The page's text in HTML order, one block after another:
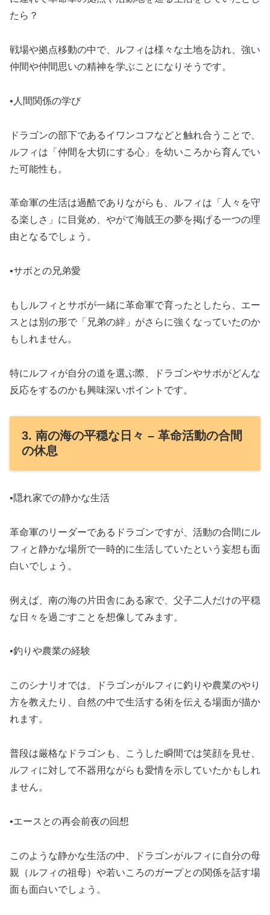
たら？
戦場や拠点移動の中で、ルフィは様々な土地を訪れ、強い
仲間や仲間思いの精神を学ぶことになりそうです。
•人間関係の学び
ドラゴンの部下であるイワンコフなどと触れ合うことで、
ルフィは「仲間を大切にする心」を幼いころから育んでい
た可能性も。
革命軍の生活は過酷でありながらも、ルフィは「人々を守
る楽しさ」に目覚め、やがて海賊王の夢を掲げる一つの理
由となるでしょう。
•サボとの兄弟愛
もしルフィとサボが一緒に革命軍で育ったとしたら、エー
スとは別の形で「兄弟の絆」がさらに強くなっていたのか
もしれません。
特にルフィが自分の道を選ぶ際、ドラゴンやサボがどんな
反応をするのかも興味深いポイントです。
3. 南の海の平穏な日々 – 革命活動の合間
の休息
•隠れ家での静かな生活
革命軍のリーダーであるドラゴンですが、活動の合間にル
フィと静かな場所で一時的に生活していたという妄想も面
白いでしょう。
例えば、南の海の片田舎にある家で、父子二人だけの平穏
な日々を過ごすことを想像してみます。
•釣りや農業の経験
このシナリオでは、ドラゴンがルフィに釣りや農業のやり
方を教えたり、自然の中で生活する術を伝える場面が描か
れます。
普段は厳格なドラゴンも、こうした瞬間では笑顔を見せ、
ルフィに対して不器用ながらも愛情を示していたかもしれ
ません。
•エースとの再会前夜の回想
このような静かな生活の中、ドラゴンがルフィに自分の母
親（ルフィの祖母）や若いころのガープとの関係を話す場
面も面白いでしょう。